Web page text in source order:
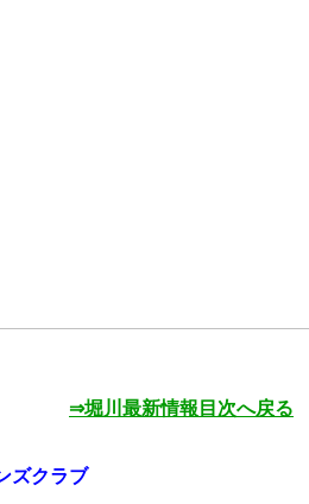
⇒堀川最新情報目次へ戻る
ズクラブ